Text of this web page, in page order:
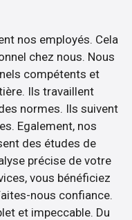
nos employés. Cela
chez nous. Nous
compétents et
Ils travaillent
normes. Ils suivent
Egalement, nos
des études de
précise de votre
vous bénéficiez
nous confiance.
et impeccable. Du